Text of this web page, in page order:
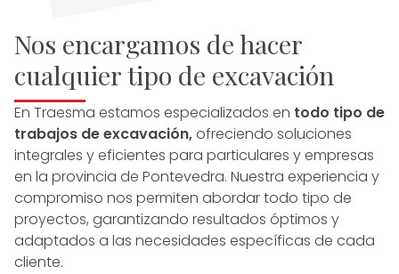
Nos encargamos de hacer
cualquier tipo de excavación
En Traesma estamos especializados en todo tipo de
trabajos de excavación,ofreciendo soluciones
integrales y eficientes para particulares y empresas
en la provincia de Pontevedra. Nuestra experiencia y
compromiso nos permiten abordar todo tipo de
proyectos, garantizando resultados óptimos y
adaptados a las necesidades específicas de cada
cliente.